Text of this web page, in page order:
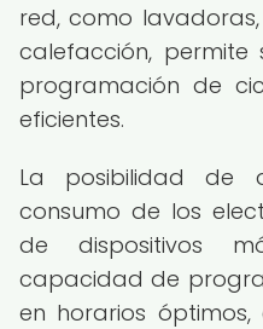
red, como
calefacción,
programación de
eficientes.
La posibilidad de
consumo de los
de dispositivos
capacidad de
en horarios